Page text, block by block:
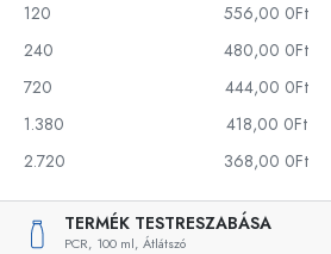
120
556,00 0Ft
240
480,00 0Ft
720
444,00 0Ft
1.380
418,00 0Ft
2.720
368,00 0Ft
TERMÉK TESTRESZABÁSA
PCR, 100 ml, Átlátszó